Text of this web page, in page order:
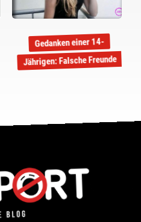
Gedanken einer 14-
Jährigen: Falsche Freunde